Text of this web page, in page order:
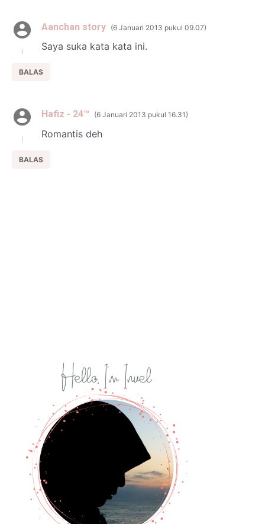
Aanchan story 6 Januari 2013 pukul 09.07
Saya suka kata kata ini.
BALAS
Hafiz - 24™ 6 Januari 2013 pukul 16.31
Romantis deh
BALAS